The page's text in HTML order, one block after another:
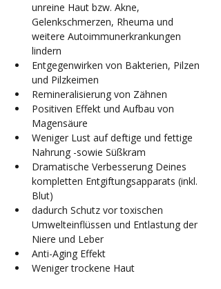
unreine Haut bzw. Akne,
Gelenkschmerzen, Rheuma und
weitere Autoimmunerkrankungen
lindern
Entgegenwirken von Bakterien, Pilzen
und Pilzkeimen
Remineralisierung von Zähnen
Positiven Effekt und Aufbau von
Magensäure
Weniger Lust auf deftige und fettige
Nahrung -sowie Süßkram
Dramatische Verbesserung Deines
kompletten Entgiftungsapparats (inkl.
Blut)
dadurch Schutz vor toxischen
Umwelteinflüssen und Entlastung der
Niere und Leber
Anti-Aging Effekt
Weniger trockene Haut